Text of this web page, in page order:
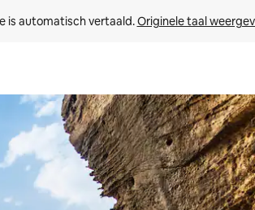
is automatisch vertaald. Originele taal